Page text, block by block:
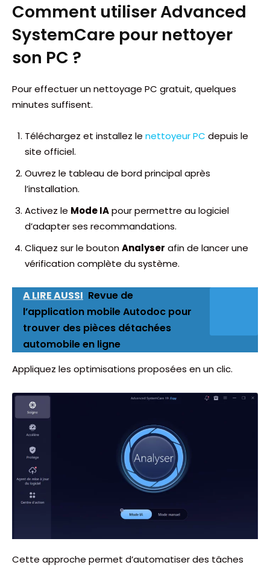
Comment utiliser Advanced
SystemCare pour nettoyer
son PC ?
Pour effectuer un nettoyage PC gratuit, quelques
minutes suffisent.
Téléchargez et installez le nettoyeur PC depuis le
site officiel.
Ouvrez le tableau de bord principal après
l’installation.
Activez le Mode IApour permettre au logiciel
d’adapter ses recommandations.
Cliquez sur le boutonAnalyser afin de lancer une
vérification complète du système.
A LIRE AUSSI Revue de
l’application mobile Autodoc pour
trouver des pièces détachées
automobile en ligne
Appliquez les optimisations proposées en un clic.
Cette approche permet d’automatiser des tâches